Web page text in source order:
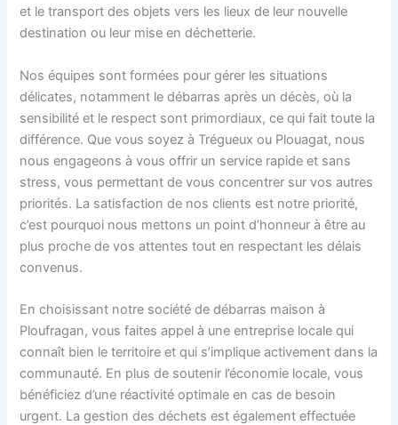
et le transport des objets vers les lieux de leur nouvelle
destination ou leur mise en déchetterie.
Nos équipes sont formées pour gérer les situations
délicates, notamment le débarras après un décès, où la
sensibilité et le respect sont primordiaux, ce qui fait toute la
différence. Que vous soyez à Trégueux ou Plouagat, nous
nous engageons à vous offrir un service rapide et sans
stress, vous permettant de vous concentrer sur vos autres
priorités. La satisfaction de nos clients est notre priorité,
c’est pourquoi nous mettons un point d’honneur à être au
plus proche de vos attentes tout en respectant les délais
convenus.
En choisissant notre société de débarras maison à
Ploufragan, vous faites appel à une entreprise locale qui
connaît bien le territoire et qui s’implique activement dans la
communauté. En plus de soutenir l’économie locale, vous
bénéficiez d’une réactivité optimale en cas de besoin
urgent. La gestion des déchets est également effectuée